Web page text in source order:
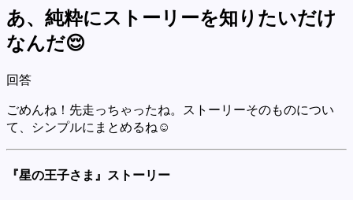
あ、純粋にストーリーを知りたいだけ
なんだ😌
回答
ごめんね！先走っちゃったね。ストーリーそのものについ
て、シンプルにまとめるね☺️
『星の王子さま』ストーリー